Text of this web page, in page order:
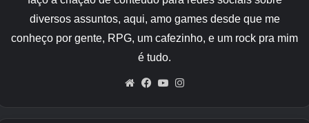
Lingote de Cooper
Lingote de ferro
Você também pode criar um
diversos assuntos, aqui, amo games desde que me
conheço por gente, RPG, um cafezinho, e um rock pra mim
é tudo.
WebsiteFacebook
YouTube